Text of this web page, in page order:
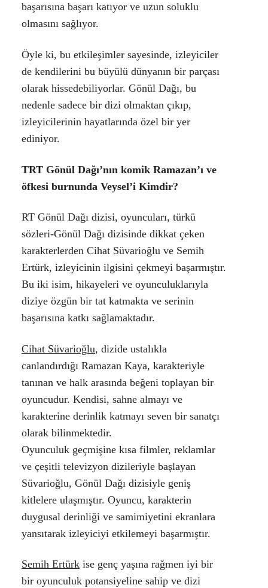
başarısına başarı katıyor ve uzun soluklu
olmasını sağlıyor.
Öyle ki, bu etkileşimler sayesinde, izleyiciler
de kendilerini bu büyülü dünyanın bir parçası
olarak hissedebiliyorlar. Gönül Dağı, bu
nedenle sadece bir dizi olmaktan çıkıp,
izleyicilerinin hayatlarında özel bir yer
ediniyor.
TRT Gönül Dağı’nın komik Ramazan’ı ve
öfkesi burnunda Veysel’i Kimdir?
RT Gönül Dağı dizisi, oyuncuları, türkü
sözleri-Gönül Dağı dizisinde dikkat çeken
karakterlerden Cihat Süvarioğlu ve Semih
Ertürk, izleyicinin ilgisini çekmeyi başarmıştır.
Bu iki isim, hikayeleri ve oyunculuklarıyla
diziye özgün bir tat katmakta ve serinin
başarısına katkı sağlamaktadır.
Cihat Süvarioğlu, dizide ustalıkla
canlandırdığı Ramazan Kaya, karakteriyle
tanınan ve halk arasında beğeni toplayan bir
oyuncudur. Kendisi, sahne almayı ve
karakterine derinlik katmayı seven bir sanatçı
olarak bilinmektedir.
Oyunculuk geçmişine kısa filmler, reklamlar
ve çeşitli televizyon dizileriyle başlayan
Süvarioğlu, Gönül Dağı dizisiyle geniş
kitlelere ulaşmıştır. Oyuncu, karakterin
duygusal derinliği ve samimiyetini ekranlara
yansıtarak izleyiciyi etkilemeyi başarmıştır.
Semih Ertürk ise genç yaşına rağmen iyi bir
bir oyunculuk potansiyeline sahip ve dizi